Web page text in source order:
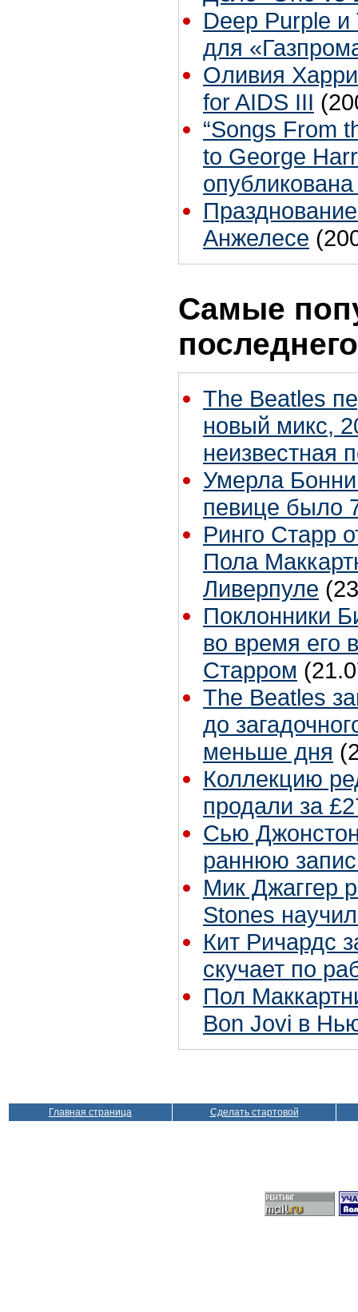
Deep Purple
для
Оливия
for AIDS III
“Songs From
to George
Анжелесе
Самые
The Beatles
новый микс,
неизвестная
Умерла
певице было
Ринго Старр
Пола
Ливерпуле
Поклонники
во время его
Старром
The Beatles
до
меньше дня
Коллекцию
продали за
Сью
раннюю
Мик Джаггер
Stones
Кит Ричардс
скучает по
Пол
Bon Jovi в
Главная страница Сделать стартовой